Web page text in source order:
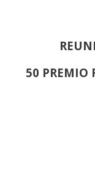
50 PREMIO